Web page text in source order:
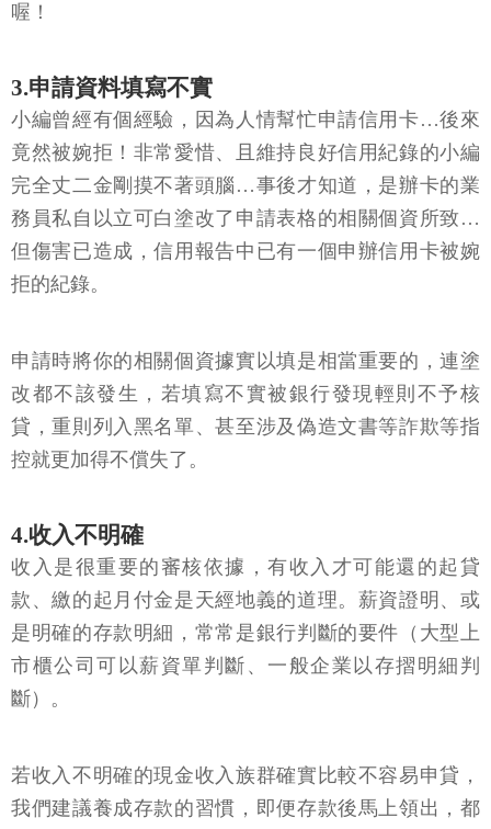
喔！
3.申請資料填寫不實
小編曾經有個經驗，因為人情幫忙申請信用卡…後來
竟然被婉拒！非常愛惜、且維持良好信用紀錄的小編
完全丈二金剛摸不著頭腦…事後才知道，是辦卡的業
務員私自以立可白塗改了申請表格的相關個資所致…
但傷害已造成，信用報告中已有一個申辦信用卡被婉
拒的紀錄。
申請時將你的相關個資據實以填是相當重要的，連塗
改都不該發生，若填寫不實被銀行發現輕則不予核
貸，重則列入黑名單、甚至涉及偽造文書等詐欺等指
控就更加得不償失了。
4.收入不明確
收入是很重要的審核依據，有收入才可能還的起貸
款、繳的起月付金是天經地義的道理。薪資證明、或
是明確的存款明細，常常是銀行判斷的要件（大型上
市櫃公司可以薪資單判斷、一般企業以存摺明細判
斷）。
若收入不明確的現金收入族群確實比較不容易申貸，
我們建議養成存款的習慣，即便存款後馬上領出，都